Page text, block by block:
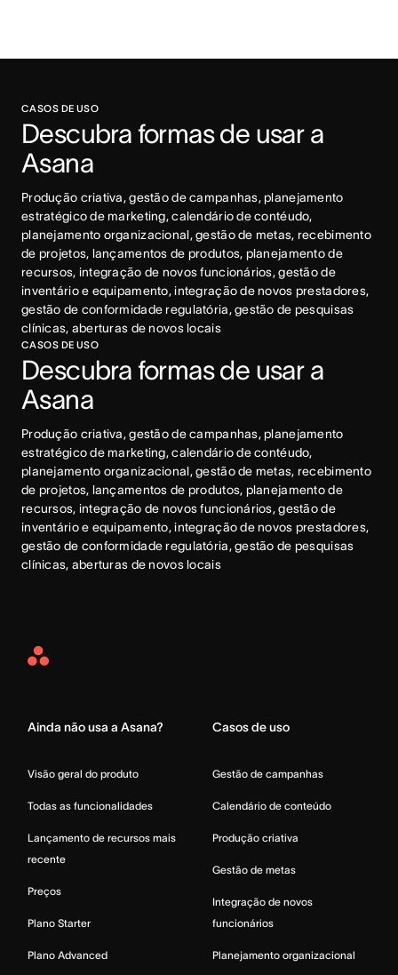
CASOS DE USO
Descubra formas de usar a
Asana
Produção criativa, gestão de campanhas, planejamento
estratégico de marketing, calendário de contéudo,
planejamento organizacional, gestão de metas, recebimento
de projetos, lançamentos de produtos, planejamento de
recursos, integração de novos funcionários, gestão de
inventário e equipamento, integração de novos prestadores,
gestão de conformidade regulatória, gestão de pesquisas
clínicas, aberturas de novos locais
CASOS DE USO
Descubra formas de usar a
Asana
Produção criativa, gestão de campanhas, planejamento
estratégico de marketing, calendário de contéudo,
planejamento organizacional, gestão de metas, recebimento
de projetos, lançamentos de produtos, planejamento de
recursos, integração de novos funcionários, gestão de
inventário e equipamento, integração de novos prestadores,
gestão de conformidade regulatória, gestão de pesquisas
clínicas, aberturas de novos locais
Asana
Ainda não usa a Asana?
Visão geral do produto
Todas as funcionalidades
Lançamento de recursos mais
recente
Preços
Plano Starter
Plano Advanced
Casos de uso
Gestão de campanhas
Calendário de conteúdo
Produção criativa
Gestão de metas
Integração de novos
funcionários
Planejamento organizacional